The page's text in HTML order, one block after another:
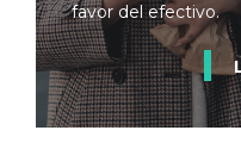
favor del efectivo.